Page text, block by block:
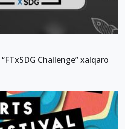
Challenge” xalqaro